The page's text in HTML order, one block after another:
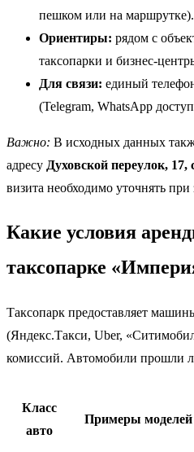
пешком или на маршрутке).
Ориентиры: рядом с
таксопарки и бизнес-
Для связи: единый
(Telegram, WhatsApp
Важно: В исходных данных
адресу Духовской переулок, 17,
визита необходимо уточнять при
Какие условия
таксопарке
Таксопарк предоставляет
(Яндекс.Такси, Uber,
комиссий. Автомобили прошли
Класс
авто
Примеры моделей